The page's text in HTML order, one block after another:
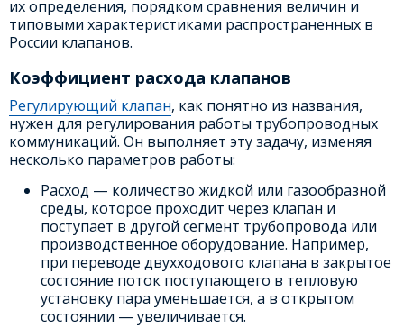
их определения, порядком сравнения величин и
типовыми характеристиками распространенных в
России клапанов.
Коэффициент расхода клапанов
Регулирующий клапан, как понятно из названия,
нужен для регулирования работы трубопроводных
коммуникаций. Он выполняет эту задачу, изменяя
несколько параметров работы:
Расход — количество жидкой или газообразной
среды, которое проходит через клапан и
поступает в другой сегмент трубопровода или
производственное оборудование. Например,
при переводе двухходового клапана в закрытое
состояние поток поступающего в тепловую
установку пара уменьшается, а в открытом
состоянии — увеличивается.